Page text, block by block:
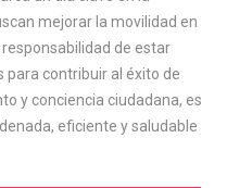
mejorar la movilidad en
de estar
para contribuir al éxito de
y conciencia ciudadana, es
eficiente y saludable